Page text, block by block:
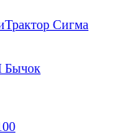
Сигма
Бычок